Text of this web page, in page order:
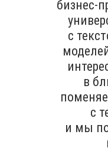
бизнес-
с
в
с
и мы